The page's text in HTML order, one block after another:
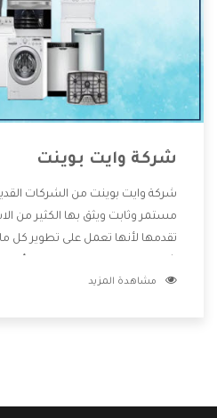
شركة وايت بوينت
شركة وايت بوينت من الشركات
مستمر وثابت ويثق بها الكثير من
تقدمها لأنها تعمل على تطوير كل ما
المنتجات وتقدم للعملاء أقوى
مشاهدة المزيد